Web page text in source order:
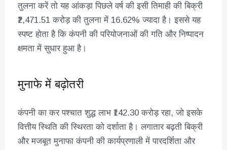
तुलना करें तो यह आंकड़ा पिछले वर्ष की इसी तिमाही की बिक्री
₹2,471.51 करोड़ की तुलना में 16.62% ज्यादा है। इससे यह
स्पष्ट होता है कि कंपनी की परियोजनाओं की गति और निष्पादन
क्षमता में सुधार हुआ है।
मुनाफे में बढ़ोतरी
कंपनी का कर पश्चात शुद्ध लाभ ₹142.30 करोड़ रहा, जो इसके
वित्तीय स्थिति की स्थिरता को दर्शाता है। लगातार बढ़ती बिक्री
और मजबूत मुनाफा कंपनी की कार्यप्रणाली में पारदर्शिता और